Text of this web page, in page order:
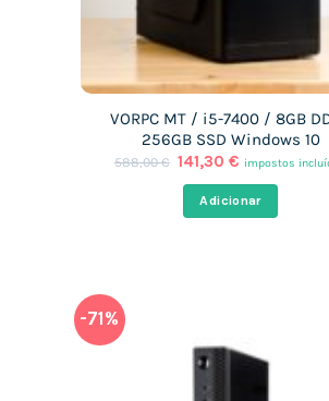
VORPC MT / i5-7400 / 8GB
256GB SSD Windows 10
588,00€ O
original
era:
141,30€ O
atual
é:
impostos
Adicionar
-71%